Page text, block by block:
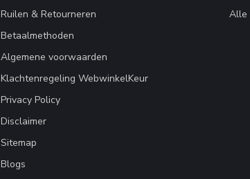
Ruilen & Retourneren
Betaalmethoden
Algemene voorwaarden
Klachtenregeling WebwinkelKeur
Privacy Policy
Disclaimer
Sitemap
Blogs
Alle